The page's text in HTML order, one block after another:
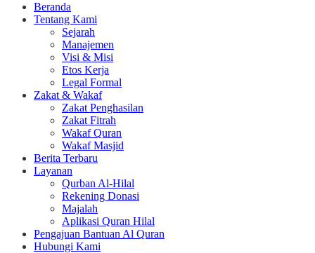
Beranda
Tentang Kami
Sejarah
Manajemen
Visi & Misi
Etos Kerja
Legal Formal
Zakat & Wakaf
Zakat Penghasilan
Zakat Fitrah
Wakaf Quran
Wakaf Masjid
Berita Terbaru
Layanan
Qurban Al-Hilal
Rekening Donasi
Majalah
Aplikasi Quran Hilal
Pengajuan Bantuan Al Quran
Hubungi Kami